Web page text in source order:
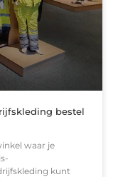
bestel
waar je
kunt